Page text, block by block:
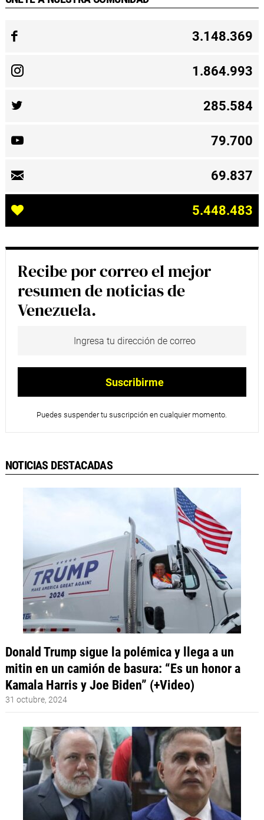
3.148.369
1.864.993
285.584
79.700
69.837
5.448.483
Recibe por correo el mejor
resumen de noticias de
Venezuela.
Puedes suspender tu suscripción en cualquier momento.
NOTICIAS DESTACADAS
Donald Trump sigue la polémica y llega a un
mitin en un camión de basura: “Es un honor a
Kamala Harris y Joe Biden” (+Video)
31 octubre, 2024